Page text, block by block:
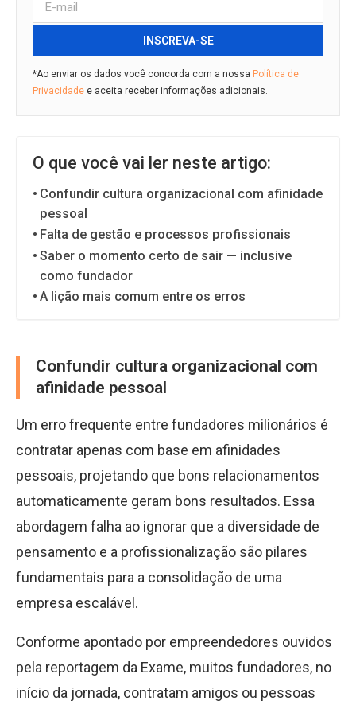
INSCREVA-SE
*Ao enviar os dados você concorda com a nossa Política de
Privacidade e aceita receber informações adicionais.
O que você vai ler neste artigo:
Confundir cultura organizacional com afinidade
pessoal
Falta de gestão e processos profissionais
Saber o momento certo de sair — inclusive
como fundador
A lição mais comum entre os erros
Confundir cultura organizacional com
afinidade pessoal
Um erro frequente entre fundadores milionários é
contratar apenas com base em afinidades
pessoais, projetando que bons relacionamentos
automaticamente geram bons resultados. Essa
abordagem falha ao ignorar que a diversidade de
pensamento e a profissionalização são pilares
fundamentais para a consolidação de uma
empresa escalável.
Conforme apontado por empreendedores ouvidos
pela reportagem da Exame, muitos fundadores, no
início da jornada, contratam amigos ou pessoas